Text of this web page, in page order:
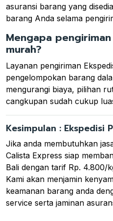
asuransi barang yang
barang Anda selama
Mengapa
murah?
Layanan pengiriman
pengelompokan barang
mengurangi biaya, pilihan
cangkupan sudah cukup
Kesimpulan : Ekspedisi
Jika anda membutuhkan
Calista Express siap
Bali dengan tarif Rp. 4.800/
Kami akan menjamin
keamanan barang anda
service serta jaminan